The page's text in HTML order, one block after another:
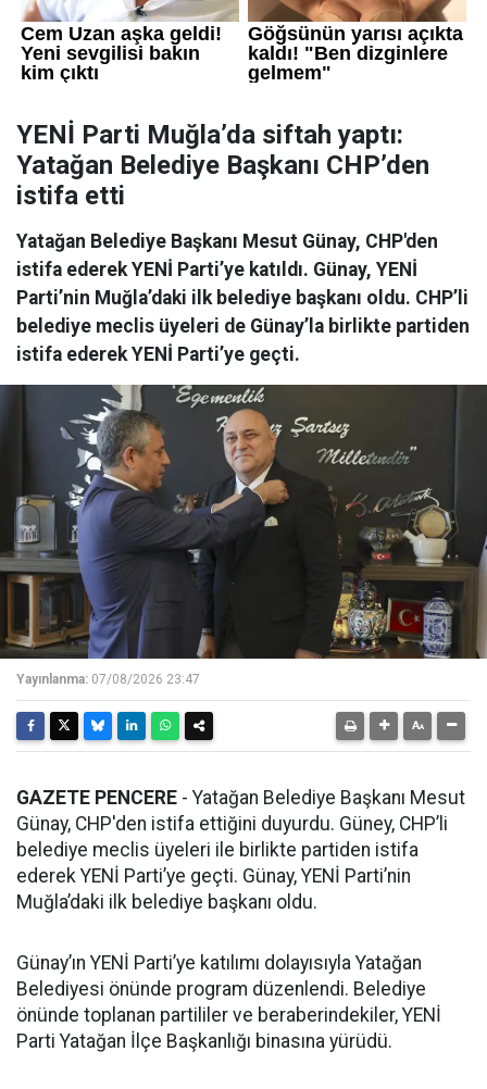
YENİ Parti Muğla’da siftah yaptı:
Yatağan Belediye Başkanı CHP’den
istifa etti
Yatağan Belediye Başkanı Mesut Günay, CHP'den
istifa ederek YENİ Parti’ye katıldı. Günay, YENİ
Parti’nin Muğla’daki ilk belediye başkanı oldu. CHP’li
belediye meclis üyeleri de Günay’la birlikte partiden
istifa ederek YENİ Parti’ye geçti.
Yayınlanma: 07/08/2026 23:47
GAZETE PENCERE - Yatağan Belediye Başkanı Mesut
Günay, CHP'den istifa ettiğini duyurdu. Güney, CHP’li
belediye meclis üyeleri ile birlikte partiden istifa
ederek YENİ Parti’ye geçti. Günay, YENİ Parti’nin
Muğla’daki ilk belediye başkanı oldu.
Günay’ın YENİ Parti’ye katılımı dolayısıyla Yatağan
Belediyesi önünde program düzenlendi. Belediye
önünde toplanan partililer ve beraberindekiler, YENİ
Parti Yatağan İlçe Başkanlığı binasına yürüdü.